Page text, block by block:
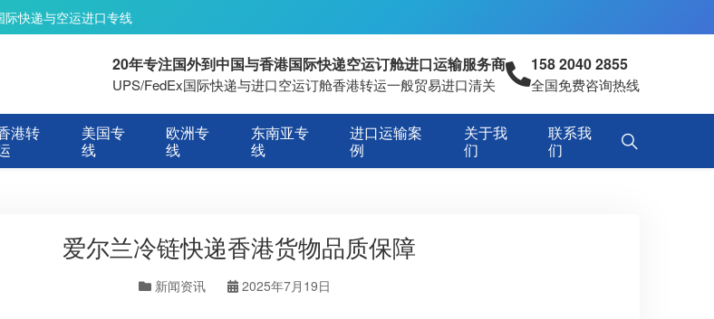
快递与空运进口专线
20年专注国外到中国与香港国际快递空运订舱进口运输服务商
UPS/FedEx国际快递与进口空运订舱香港转运一般贸易进口清关
158 2040 2855
全国免费咨询热线
港转
美国专
线
欧洲专
线
东南亚专
线
进口运输案
例
关于我
们
联系我
们
爱尔兰冷链快递香港货物品质保障
新闻资讯 2025年7月19日